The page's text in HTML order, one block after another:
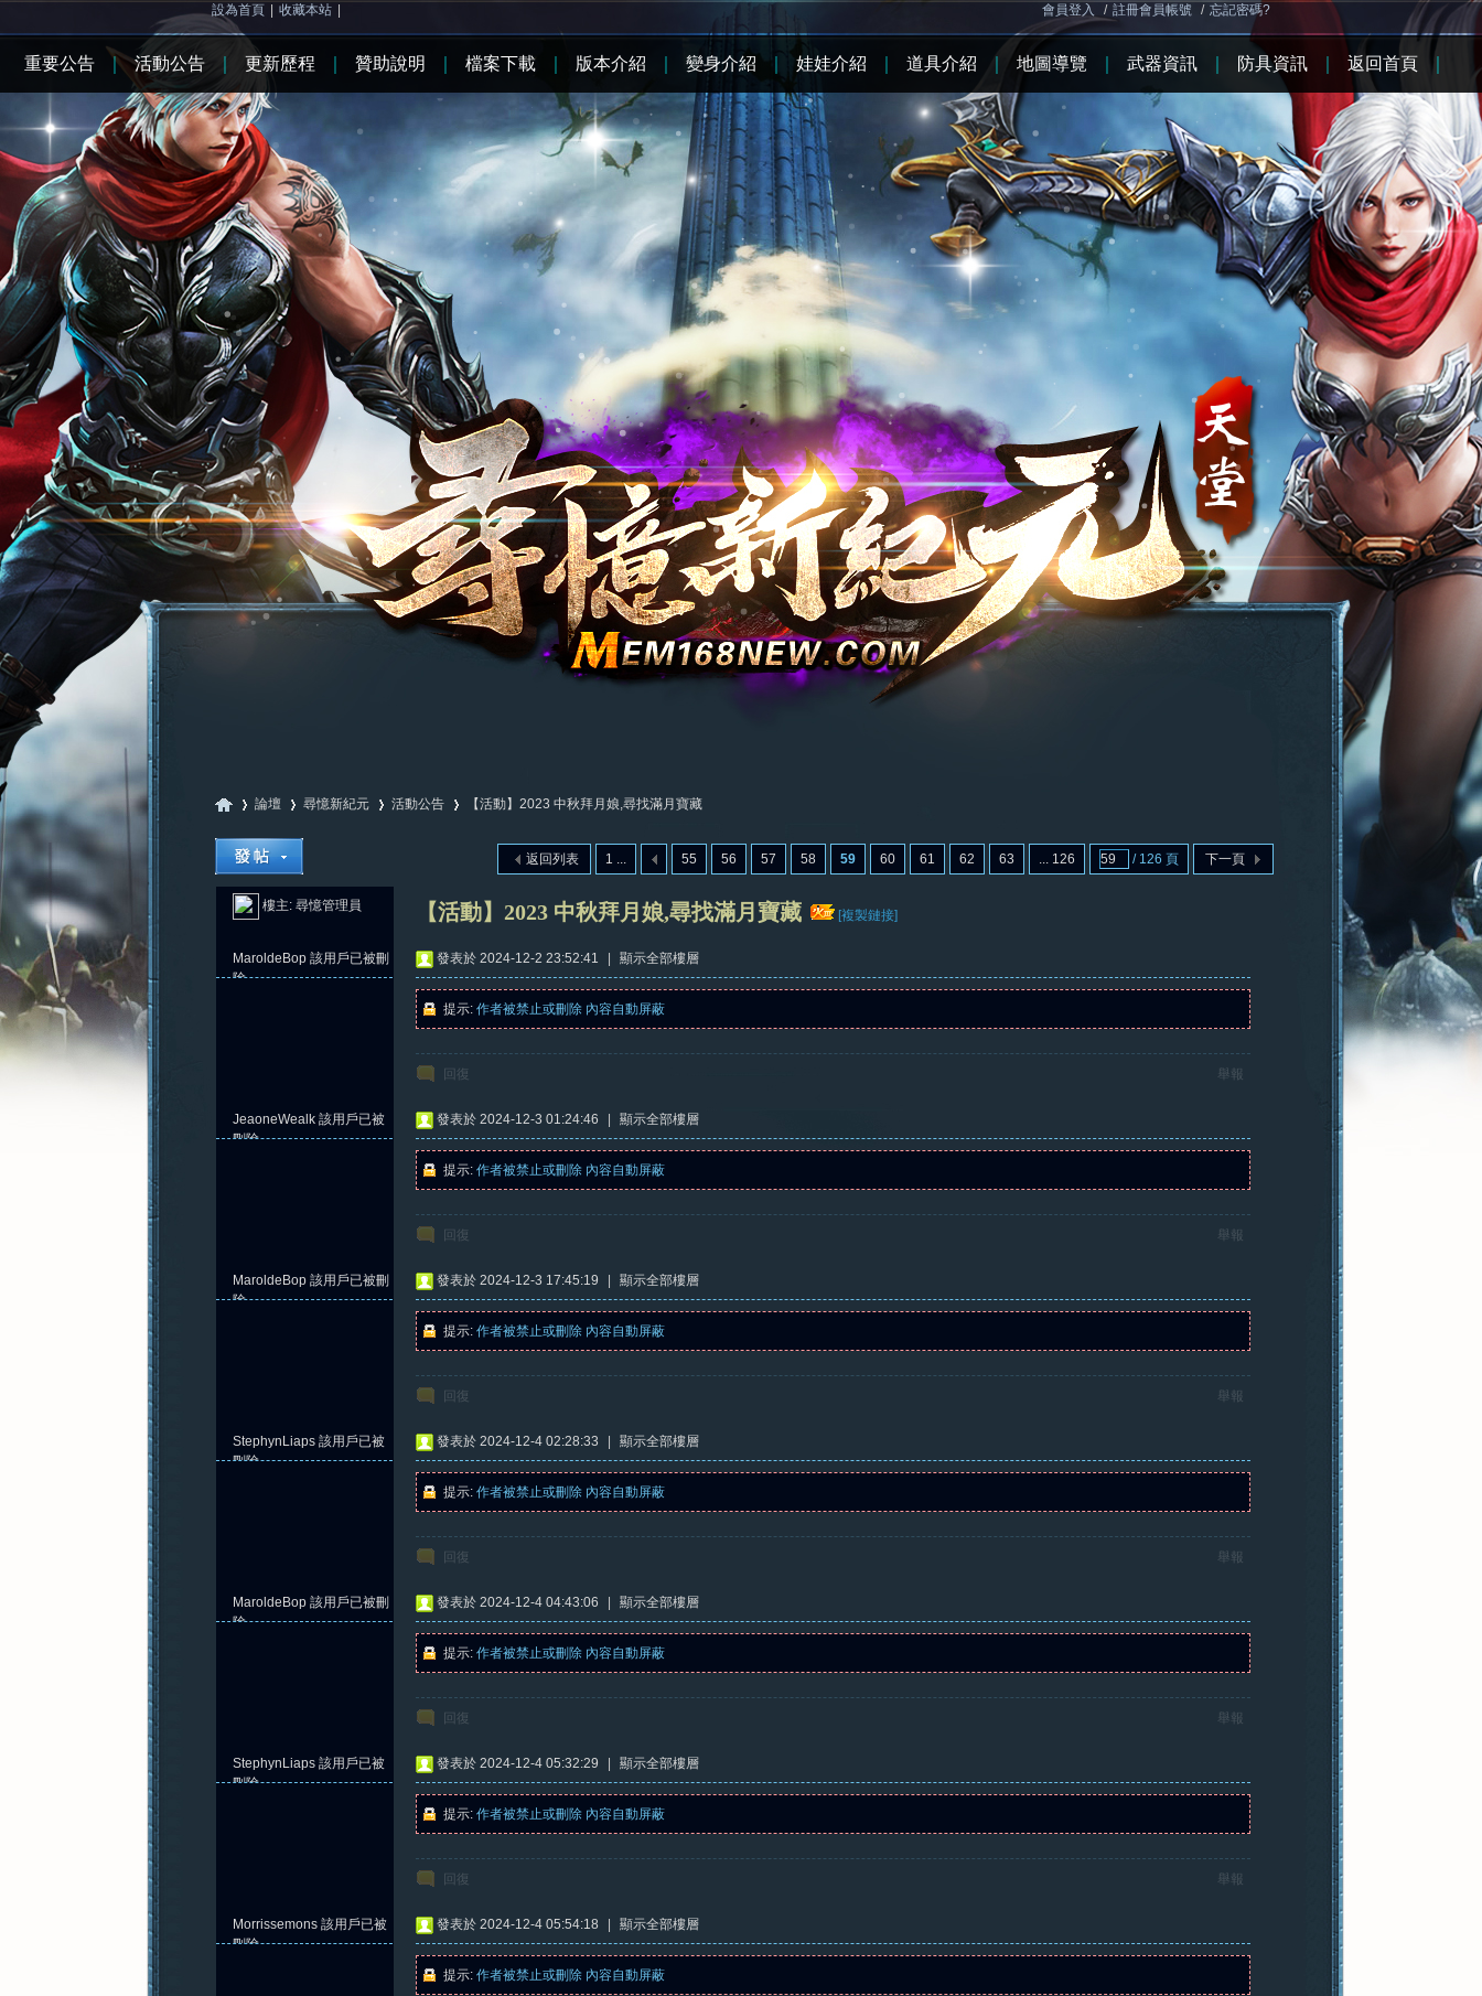
設為首頁 收藏本站 會員登入 / 註冊會員帳號 / 忘記密碼?
元
»
論壇
›
尋憶新紀元 活動公告
›
【活動】2023 中秋拜月娘,尋找滿月寶藏
1 ... 55 56 57 58 59 60 61 62 63 ... 126 / 126 頁 下一頁
返回列表
樓主: 尋憶管理員 【活動】2023 中秋拜月娘,尋找滿月寶藏 [複製鏈接]
MaroldeBop 該用戶已被刪
除
發表於 2024-12-2 23:52:41 顯示全部樓層
提示: 作者被禁止或刪除 內容自動屏蔽
回復 舉報
JeaoneWealk 該用戶已被
刪除
發表於 2024-12-3 01:24:46 顯示全部樓層
提示: 作者被禁止或刪除 內容自動屏蔽
回復 舉報
MaroldeBop 該用戶已被刪
除
發表於 2024-12-3 17:45:19 顯示全部樓層
提示: 作者被禁止或刪除 內容自動屏蔽
回復 舉報
StephynLiaps 該用戶已被
刪除
發表於 2024-12-4 02:28:33 顯示全部樓層
提示: 作者被禁止或刪除 內容自動屏蔽
回復 舉報
MaroldeBop 該用戶已被刪
除
發表於 2024-12-4 04:43:06 顯示全部樓層
提示: 作者被禁止或刪除 內容自動屏蔽
回復 舉報
StephynLiaps 該用戶已被
刪除
發表於 2024-12-4 05:32:29 顯示全部樓層
提示: 作者被禁止或刪除 內容自動屏蔽
回復 舉報
Morrissemons 該用戶已被
刪除
發表於 2024-12-4 05:54:18 顯示全部樓層
提示: 作者被禁止或刪除 內容自動屏蔽